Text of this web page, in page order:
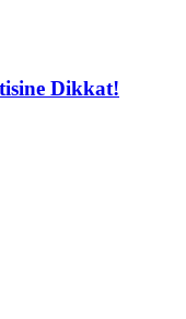
Dikkat!